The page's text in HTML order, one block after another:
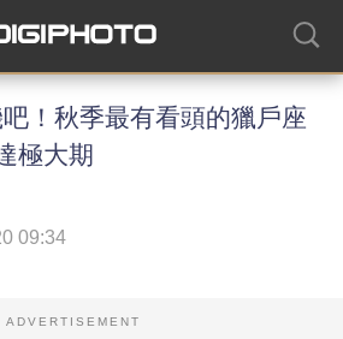
！秋季最有看頭的獵戶座
極大期
09:34
ADVERTISEMENT